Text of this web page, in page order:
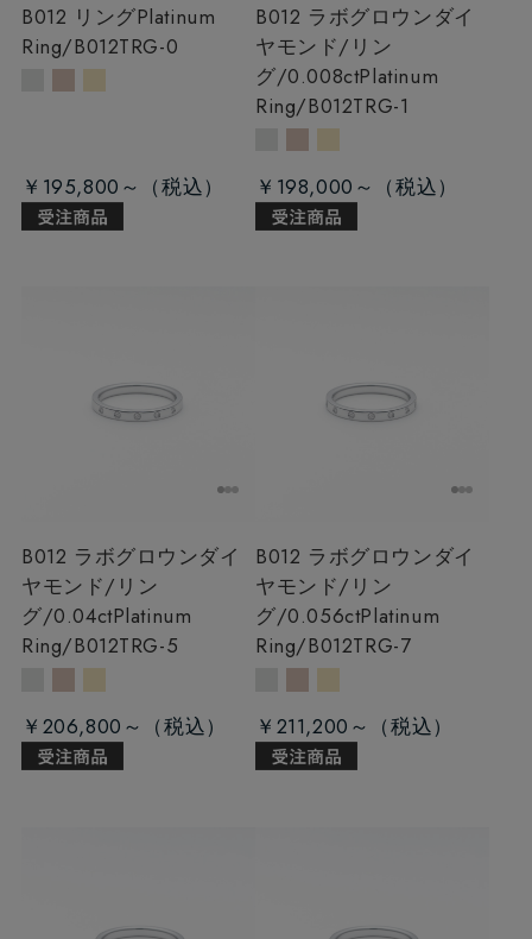
B012 リングPlatinum
Ring/B012TRG-0
￥195,800～
B012 ラボグロウンダイ
ヤモンド/リン
グ/0.008ctPlatinum
Ring/B012TRG-1
￥198,000～
B012 ラボグロウンダイ
ヤモンド/リン
グ/0.04ctPlatinum
Ring/B012TRG-5
￥206,800～
B012 ラボグロウンダイ
ヤモンド/リン
グ/0.056ctPlatinum
Ring/B012TRG-7
￥211,200～